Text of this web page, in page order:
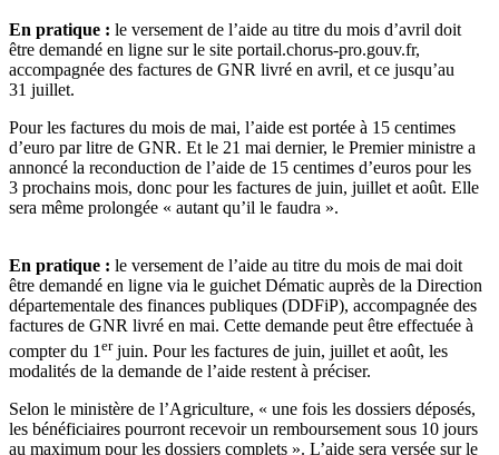
En pratique : le versement de l’aide au titre du mois d’avril doit
être demandé en ligne surle site portail.chorus-pro.gouv.fr,
accompagnée des factures de GNR livré en avril, et ce jusqu’au
31 juillet.
Pour les factures du mois de mai, l’aide est portée à 15 centimes
d’euro par litre de GNR. Et le 21 mai dernier, le Premier ministre a
annoncé la reconduction de l’aide de 15 centimes d’euros pour les
3 prochains mois, donc pour les factures de juin, juillet et août. Elle
sera même prolongée « autant qu’il le faudra ».
En pratique : le versement de l’aide au titre du mois de mai doit
être demandé en ligne via le guichet Dématic auprès de la Direction
départementale des finances publiques (DDFiP), accompagnée des
factures de GNR livré en mai. Cette demande peut être effectuée à
compter du 1 erjuin. Pour les factures de juin, juillet et août, les
modalités de la demande de l’aide restent à préciser.
Selon le ministère de l’Agriculture, « une fois les dossiers déposés,
les bénéficiaires pourront recevoir un remboursement sous 10 jours
au maximum pour les dossiers complets ». L’aide sera versée sur le